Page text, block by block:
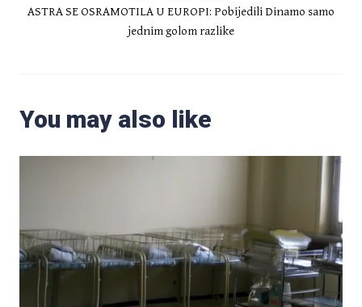
ASTRA SE OSRAMOTILA U EUROPI: Pobijedili Dinamo samo
jednim golom razlike
You may also like